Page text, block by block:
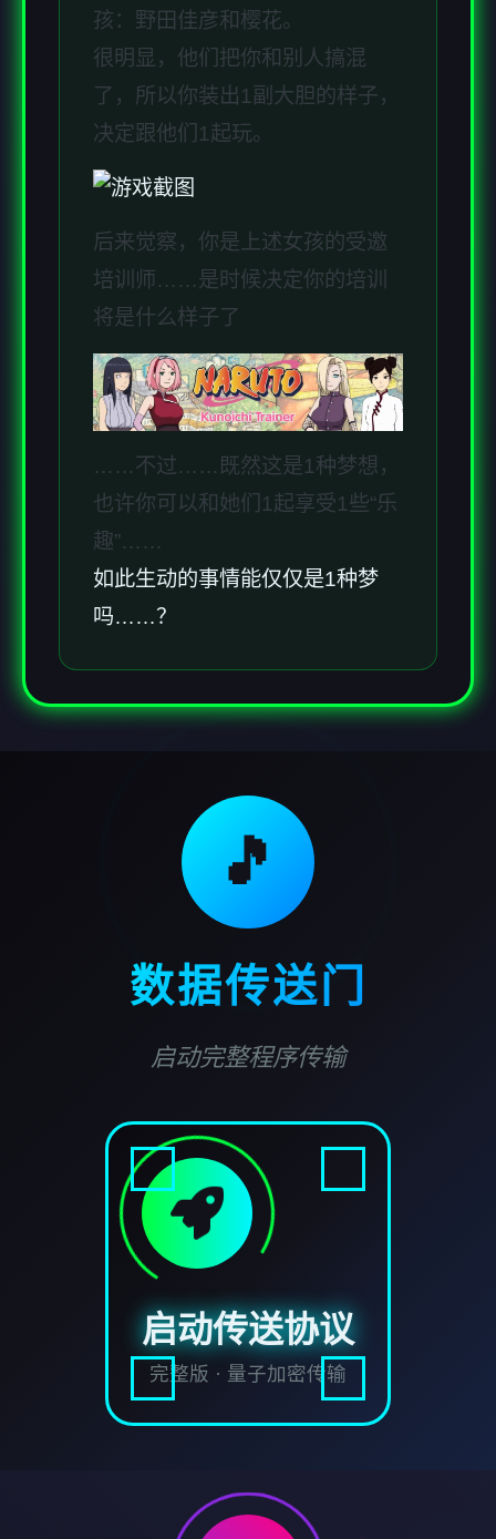
孩：野田佳彦和樱花。
很明显，他们把你和别人搞混
了，所以你装出1副大胆的样子，
决定跟他们1起玩。
后来觉察，你是上述女孩的受邀
培训师……是时候决定你的培训
将是什么样子了
……不过……既然这是1种梦想，
也许你可以和她们1起享受1些“乐
趣”……
如此生动的事情能仅仅是1种梦
吗……？
🎵
数据传送门
启动完整程序传输
启动传送协议
完整版 · 量子加密传输